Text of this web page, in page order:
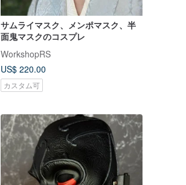
サムライマスク、メンポマスク、半
面鬼マスクのコスプレ
WorkshopRS
US$ 220.00
カスタム可